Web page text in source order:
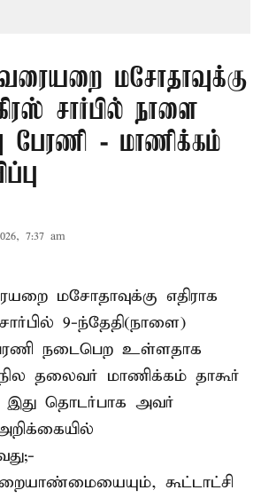
மசோதாவுக்கு
சார்பில் நாளை
பேரணி - மாணிக்கம்
7:37 am
மசோதாவுக்கு எதிராக
9-ந்தேதி(நாளை)
நடைபெற உள்ளதாக
தலைவர் மாணிக்கம் தாகூர்
இது தொடர்பாக அவர்
கூட்டாட்சி